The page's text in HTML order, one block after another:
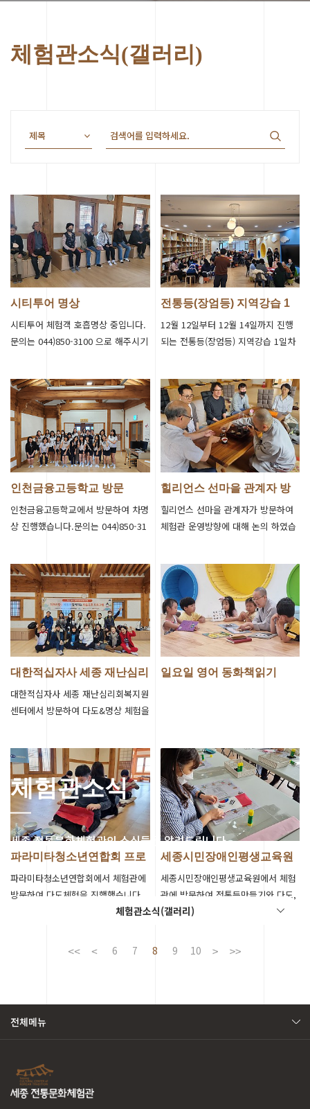
체험관소식
세종 전통문화체험관의 소식들을 알려드립니다.
체험관소식(갤러리)
체험관소식(갤러리)
시티투어 명상
시티투어 체험객 호흡명상 중입니다.
문의는 044)850-3100 으로 해주시기
전통등(장엄등) 지역강습 1
12월 12일부터 12월 14일까지 진행
되는 전통등(장엄등) 지역강습 1일차
인천금융고등학교 방문
인천금융고등학교에서 방문하여 차명
상 진행했습니다.문의는 044)850-31
힐리언스 선마을 관계자 방
힐리언스 선마을 관계자가 방문하여
체험관 운영방향에 대해 논의 하였습
대한적십자사 세종 재난심리
대한적십자사 세종 재난심리회복지원
센터에서 방문하여 다도&명상 체험을
일요일 영어 동화책읽기
파라미타청소년연합회 프로
파라미타청소년연합회에서 체험관에
방문하여 다도체험을 진행했습니다.
세종시민장애인평생교육원
세종시민장애인평생교육원에서 체험
관에 방문하여 전통등만들기와 다도,
복식체험을 진행했습니다.
6 7 8 9 10
전체메뉴